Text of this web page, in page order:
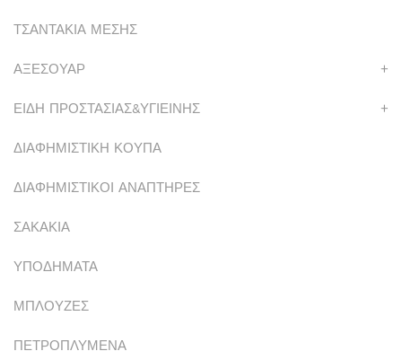
ΤΣΑΝΤΑΚΙΑ ΜΕΣΗΣ
ΑΞΕΣΟΥΑΡ +
ΕΙΔΗ ΠΡΟΣΤΑΣΙΑΣ&ΥΓΙΕΙΝΗΣ +
ΔΙΑΦΗΜΙΣΤΙΚΗ ΚΟΥΠΑ
ΔΙΑΦΗΜΙΣΤΙΚΟΙ ΑΝΑΠΤΗΡΕΣ
ΣΑΚΑΚΙΑ
ΥΠΟΔΗΜΑΤΑ
ΜΠΛΟΥΖΕΣ
ΠΕΤΡΟΠΛΥΜΕΝΑ